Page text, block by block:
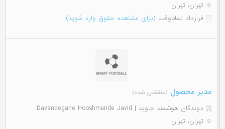
تهران، تهران
قرارداد تمام‌وقت (برای مشاهده حقوق وارد شوید)
مدیر محصول (منقضی شده)
دوندگان هوشمند جاوید | Davandegane Hooshmande Javid
تهران، تهران